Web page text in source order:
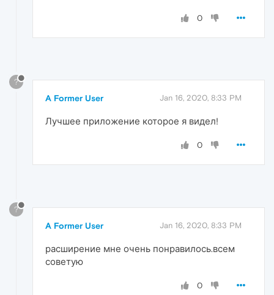
0
?
A Former User Jan 16, 2020, 8:33 PM
Лучшее приложение которое я видел!
0
?
A Former User Jan 16, 2020, 8:33 PM
расширение мне очень понравилось.всем
советую
0